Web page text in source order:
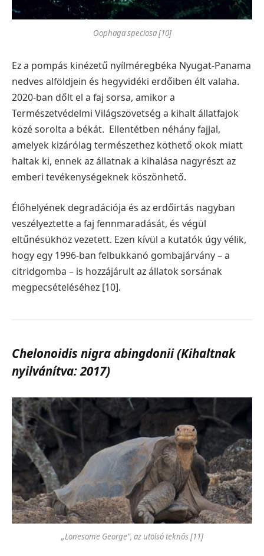
Oophaga speciosa [10]
Ez a pompás kinézetű nyílméregbéka Nyugat-Panama
nedves alföldjein és hegyvidéki erdőiben élt valaha.
2020-ban dőlt el a faj sorsa, amikor a
Természetvédelmi Világszövetség a kihalt állatfajok
közé sorolta a békát. Ellentétben néhány fajjal,
amelyek kizárólag természethez köthető okok miatt
haltak ki, ennek az állatnak a kihalása nagyrészt az
emberi tevékenységeknek köszönhető.
Élőhelyének degradációja és az erdőirtás nagyban
veszélyeztette a faj fennmaradását, és végül
eltűnésükhöz vezetett. Ezen kívül a kutatók úgy vélik,
hogy egy 1996-ban felbukkanó gombajárvány – a
citridgomba – is hozzájárult az állatok sorsának
megpecsételéséhez [10].
Chelonoidis nigra abingdonii (Kihaltnak
nyilvánítva: 2017)
„Lonesome George”, az utolsó teknős [11]